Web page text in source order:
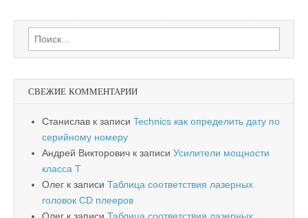
Найти:
СВЕЖИЕ КОММЕНТАРИИ
Станислав к записи Technics как определить дату по
серийному номеру
Андрей Викторович к записи Усилители мощности
класса T
Олег к записи Таблица соответствия лазерных
головок CD плееров